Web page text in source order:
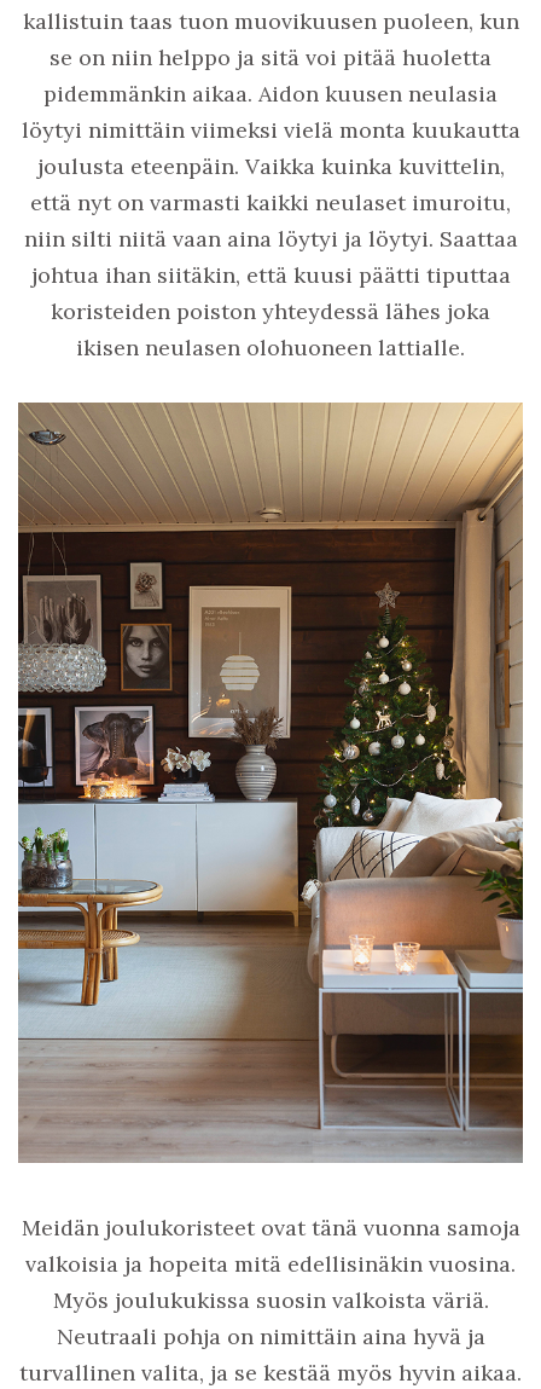
kallistuin taas tuon muovikuusen puoleen, kun
se on niin helppo ja sitä voi pitää huoletta
pidemmänkin aikaa. Aidon kuusen neulasia
löytyi nimittäin viimeksi vielä monta kuukautta
joulusta eteenpäin. Vaikka kuinka kuvittelin,
että nyt on varmasti kaikki neulaset imuroitu,
niin silti niitä vaan aina löytyi ja löytyi. Saattaa
johtua ihan siitäkin, että kuusi päätti tiputtaa
koristeiden poiston yhteydessä lähes joka
ikisen neulasen olohuoneen lattialle.
Meidän joulukoristeet ovat tänä vuonna samoja
valkoisia ja hopeita mitä edellisinäkin vuosina.
Myös joulukukissa suosin valkoista väriä.
Neutraali pohja on nimittäin aina hyvä ja
turvallinen valita, ja se kestää myös hyvin aikaa.